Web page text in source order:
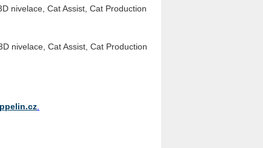
nivelace, Cat Assist, Cat Production
nivelace, Cat Assist, Cat Production